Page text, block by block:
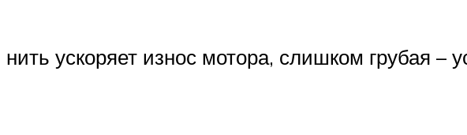
ускоряет износ мотора, слишком грубая –